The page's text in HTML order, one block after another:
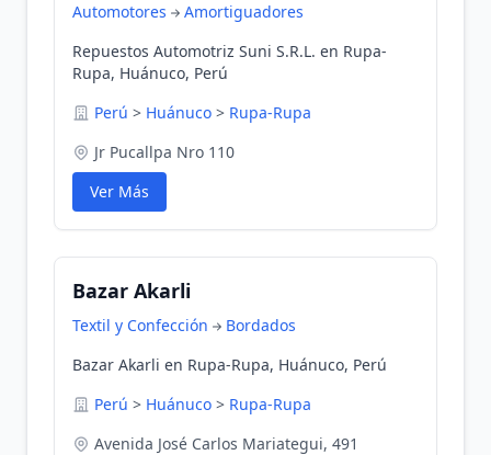
Automotores
Amortiguadores
Repuestos Automotriz Suni S.R.L. en Rupa-
Rupa, Huánuco, Perú
Perú > Huánuco > Rupa-Rupa
Jr Pucallpa Nro 110
Ver Más
Bazar Akarli
Textil y Confección
Bordados
Bazar Akarli en Rupa-Rupa, Huánuco, Perú
Perú > Huánuco > Rupa-Rupa
Avenida José Carlos Mariategui, 491